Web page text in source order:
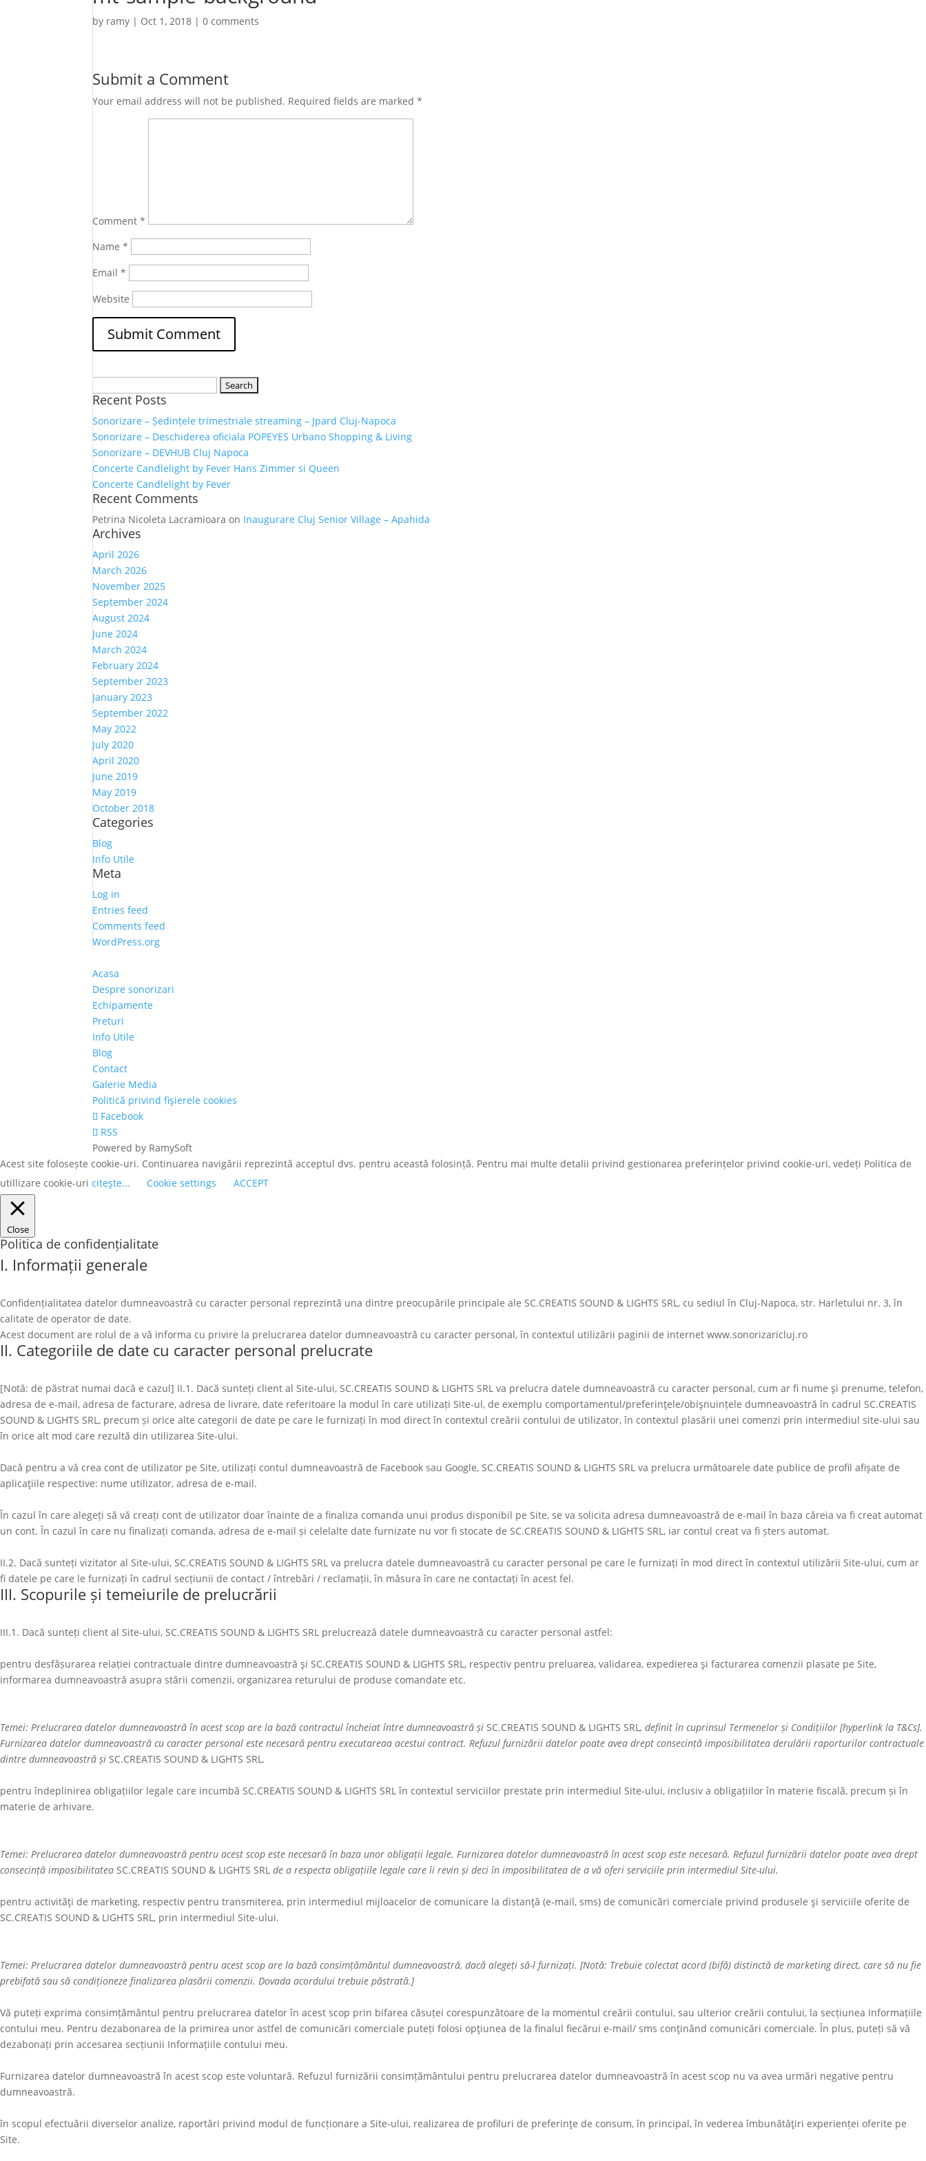
by ramy | Oct 1, 2018 |0 comments
Submit a Comment
Your email address will not be published. Required fields are marked*
Comment*
Name*
Email*
Website
for:
Recent Posts
Sonorizare – Ședințele trimestriale streaming – Jpard Cluj-Napoca
Sonorizare – Deschiderea oficiala POPEYES Urbano Shopping & Living
Sonorizare – DEVHUB Cluj Napoca
Concerte Candlelight by Fever Hans Zimmer si Queen
Concerte Candlelight by Fever
Recent Comments
Petrina Nicoleta Lacramioara on Inaugurare Cluj Senior Village – Apahida
Archives
April 2026
March 2026
November 2025
September 2024
August 2024
June 2024
March 2024
February 2024
September 2023
January 2023
September 2022
May 2022
July 2020
April 2020
June 2019
May 2019
October 2018
Categories
Blog
Info Utile
Meta
Log in
Entries feed
Comments feed
WordPress.org
Acasa
Despre sonorizari
Echipamente
Preturi
Info Utile
Blog
Contact
Galerie Media
Politică privind fişierele cookies
Facebook
RSS
Powered by RamySoft
Acest site folosește cookie-uri. Continuarea navigării reprezintă acceptul dvs. pentru această folosință. Pentru mai multe detalii privind gestionarea preferințelor privind cookie-uri, vedeți Politica de
utillizare cookie-uri citeşte... Cookie settings ACCEPT
Close
Politica de confidențialitate
I. Informații generale
Confidențialitatea datelor dumneavoastră cu caracter personal reprezintă una dintre preocupările principale ale SC.CREATIS SOUND & LIGHTS SRL, cu sediul în Cluj-Napoca, str. Harletului nr. 3, în
calitate de operator de date.
Acest document are rolul de a vă informa cu privire la prelucrarea datelor dumneavoastră cu caracter personal, în contextul utilizării paginii de internet www.sonorizaricluj.ro
II. Categoriile de date cu caracter personal prelucrate
[Notă: de păstrat numai dacă e cazul] II.1. Dacă sunteți client al Site-ului, SC.CREATIS SOUND & LIGHTS SRL va prelucra datele dumneavoastră cu caracter personal, cum ar fi nume şi prenume, telefon,
adresa de e-mail, adresa de facturare, adresa de livrare, date referitoare la modul în care utilizați Site-ul, de exemplu comportamentul/preferinţele/obişnuințele dumneavoastră în cadrul SC.CREATIS
SOUND & LIGHTS SRL, precum și orice alte categorii de date pe care le furnizați în mod direct în contextul creării contului de utilizator, în contextul plasării unei comenzi prin intermediul site-ului sau
în orice alt mod care rezultă din utilizarea Site-ului.
Dacă pentru a vă crea cont de utilizator pe Site, utilizați contul dumneavoastră de Facebook sau Google, SC.CREATIS SOUND & LIGHTS SRL va prelucra următoarele date publice de profil afişate de
aplicaţiile respective: nume utilizator, adresa de e-mail.
În cazul în care alegeți să vă creați cont de utilizator doar înainte de a finaliza comanda unui produs disponibil pe Site, se va solicita adresa dumneavoastră de e-mail în baza căreia va fi creat automat
un cont. În cazul în care nu finalizați comanda, adresa de e-mail și celelalte date furnizate nu vor fi stocate de SC.CREATIS SOUND & LIGHTS SRL, iar contul creat va fi șters automat.
II.2. Dacă sunteți vizitator al Site-ului, SC.CREATIS SOUND & LIGHTS SRL va prelucra datele dumneavoastră cu caracter personal pe care le furnizați în mod direct în contextul utilizării Site-ului, cum ar
fi datele pe care le furnizați în cadrul secțiunii de contact / întrebări / reclamații, în măsura în care ne contactați în acest fel.
III. Scopurile și temeiurile de prelucrării
III.1. Dacă sunteți client al Site-ului, SC.CREATIS SOUND & LIGHTS SRL prelucrează datele dumneavoastră cu caracter personal astfel:
pentru desfășurarea relației contractuale dintre dumneavoastră şi SC.CREATIS SOUND & LIGHTS SRL, respectiv pentru preluarea, validarea, expedierea şi facturarea comenzii plasate pe Site,
informarea dumneavoastră asupra stării comenzii, organizarea returului de produse comandate etc.
Temei: Prelucrarea datelor dumneavoastră în acest scop are la bază contractul încheiat între dumneavoastră și SC.CREATIS SOUND & LIGHTS SRL, definit în cuprinsul Termenelor și Condițiilor [hyperlink la T&Cs].
Furnizarea datelor dumneavoastră cu caracter personal este necesară pentru executareaa acestui contract. Refuzul furnizării datelor poate avea drept consecință imposibilitatea derulării raporturilor contractuale
dintre dumneavoastră și SC.CREATIS SOUND & LIGHTS SRL.
pentru îndeplinirea obligațiilor legale care incumbă SC.CREATIS SOUND & LIGHTS SRLîn contextul serviciilor prestate prin intermediul Site-ului, inclusiv a obligațiilor în materie fiscală, precum și în
materie de arhivare.
Temei: Prelucrarea datelor dumneavoastră pentru acest scop este necesară în baza unor obligații legale. Furnizarea datelor dumneavoastră în acest scop este necesară. Refuzul furnizării datelor poate avea drept
consecință imposibilitatea SC.CREATIS SOUND & LIGHTS SRL de a respecta obligațiile legale care îi revin și deci în imposibilitatea de a vă oferi serviciile prin intermediul Site-ului.
pentru activităţi de marketing, respectiv pentru transmiterea, prin intermediul mijloacelor de comunicare la distanţă (e-mail, sms) de comunicări comerciale privind produsele şi serviciile oferite de
SC.CREATIS SOUND & LIGHTS SRL, prin intermediul Site-ului.
Temei: Prelucrarea datelor dumneavoastră pentru acest scop are la bază consimțământul dumneavoastră, dacă alegeți să-l furnizați. [Notă: Trebuie colectat acord (bifă) distinctă de marketing direct, care să nu fie
prebifată sau să condiționeze finalizarea plasării comenzii. Dovada acordului trebuie păstrată.]
Vă puteți exprima consimțământul pentru prelucrarea datelor în acest scop prin bifarea căsuței corespunzătoare de la momentul creării contului, sau ulterior creării contului, la secțiunea Informațiile
contului meu. Pentru dezabonarea de la primirea unor astfel de comunicări comerciale puteți folosi opţiunea de la finalul fiecărui e-mail/ sms conţinând comunicări comerciale. În plus, puteți să vă
dezabonați prin accesarea secțiunii Informațiile contului meu.
Furnizarea datelor dumneavoastră în acest scop este voluntară. Refuzul furnizării consimțământului pentru prelucrarea datelor dumneavoastră în acest scop nu va avea urmări negative pentru
dumneavoastră.
în scopul efectuării diverselor analize, raportări privind modul de funcționare a Site-ului, realizarea de profiluri de preferinţe de consum, în principal, în vederea îmbunătăţiri experienței oferite pe
Site.